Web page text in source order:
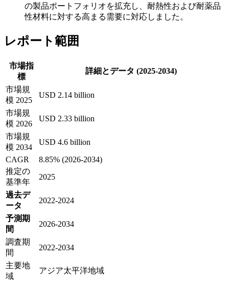
の製品ポートフォリオを拡充し、耐熱性および耐薬品
性材料に対する高まる需要に対応しました。
レポート範囲
市場指
標
詳細とデータ (2025-2034)
市場規
模 2025
USD 2.14 billion
市場規
模 2026
USD 2.33 billion
市場規
模 2034
USD 4.6 billion
CAGR
8.85% (2026-2034)
推定の
基準年
2025
過去デ
ータ
2022-2024
予測期
間
2026-2034
調査期
間
2022-2034
主要地
域
アジア太平洋地域